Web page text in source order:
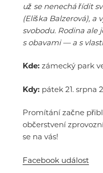
už se nenechá řídit
(Eliška Balzerová), a
svobodu. Rodina ale
s obavami — a s
Kde: zámecký park
Kdy: pátek 21. srpna
Promítání začne
občerstvení
se na vás!
Facebook událost